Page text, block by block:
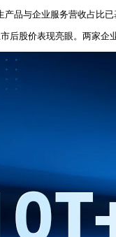
品与企业服务营收占比
股价表现亮眼。两家